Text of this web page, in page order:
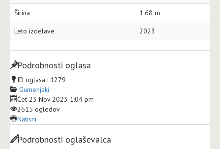
Širina 1.68 m
Leto izdelave 2023
Podrobnosti oglasa
ID oglasa : 1279
Gumenjaki
Čet 23 Nov 2023 1:04 pm
2615 ogledov
Natisni
Podrobnosti oglaševalca